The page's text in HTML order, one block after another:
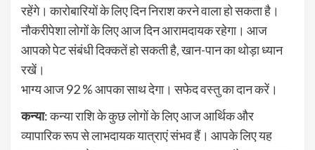
रहेंगे। कारोबारियों के लिए दिन निराश करने वाला हो सकता है।
नौकरीपेशा लोगों के लिए आज दिन आरामदायक रहेगा। आज
आपको पेट संबंधी दिक्कतें हो सकती है, खान-पान का थोड़ा ध्यान
रखें।
भाग्य आज 92 % आपका साथ देगा। सफेद वस्तु का दान करें।
कन्या: कन्या राशि के कुछ लोगों के लिए आज आर्थिक और
व्यापारिक रूप से लाभदायक यात्राएं संभव हैं। आपके लिए यह